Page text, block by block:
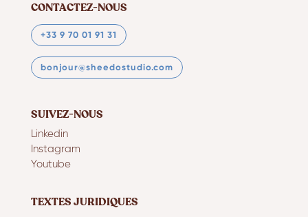
CONTACTEZ-NOUS
+33 9 70 01 91 31
bonjour@sheedostudio.com
SUIVEZ-NOUS
Linkedin
Instagram
Youtube
TEXTES JURIDIQUES